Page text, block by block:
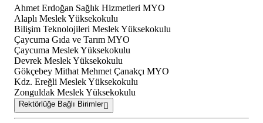
Ahmet Erdoğan Sağlık Hizmetleri MYO
Alaplı Meslek Yüksekokulu
Bilişim Teknolojileri Meslek Yüksekokulu
Çaycuma Gıda ve Tarım MYO
Çaycuma Meslek Yüksekokulu
Devrek Meslek Yüksekokulu
Gökçebey Mithat Mehmet Çanakçı MYO
Kdz. Ereğli Meslek Yüksekokulu
Zonguldak Meslek Yüksekokulu
Rektörlüğe Bağlı Birimler